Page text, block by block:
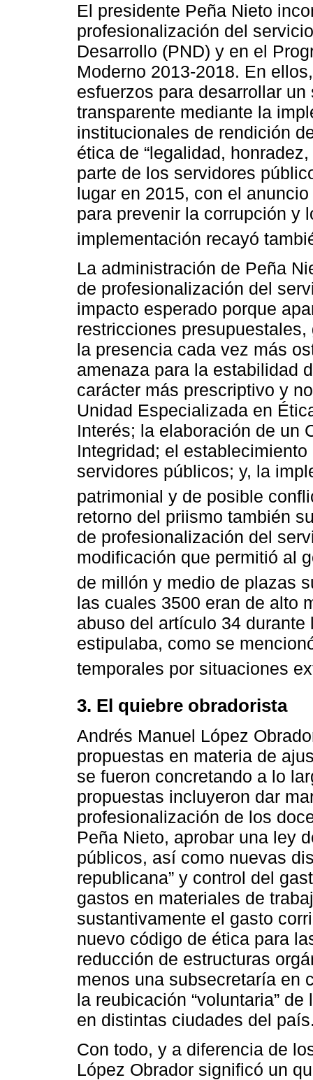
El presidente Peña Nieto
profesionalización del
Desarrollo (PND) y en el
Moderno 2013-2018. En
esfuerzos para desarrollar
transparente mediante la
institucionales de rendición
ética de “legalidad,
parte de los servidores
lugar en 2015, con el
para prevenir la corrupción y
implementación recayó
La administración de Peña
de profesionalización del
impacto esperado porque
restricciones
la presencia cada vez más
amenaza para la estabilidad
carácter más prescriptivo y
Unidad Especializada en
Interés; la elaboración de un
Integridad; el
servidores públicos; y, la
patrimonial y de posible
retorno del priismo también
de profesionalización del
modificación que permitió al
de millón y medio de plazas
las cuales 3500 eran de alto
abuso del artículo 34
estipulaba, como se
temporales por situaciones
3. El quiebre obradorista
Andrés Manuel López
propuestas en materia de
se fueron concretando a lo
propuestas incluyeron dar
profesionalización de los
Peña Nieto, aprobar una ley
públicos, así como nuevas
republicana” y control del
gastos en materiales de
sustantivamente el gasto
nuevo código de ética para
reducción de estructuras
menos una subsecretaría en
la reubicación “voluntaria”
en distintas ciudades del
Con todo, y a diferencia de
López Obrador significó un